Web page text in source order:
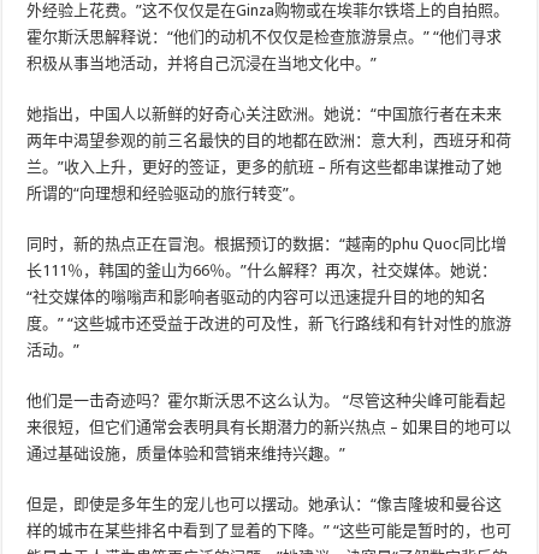
外经验上花费。”这不仅仅是在Ginza购物或在埃菲尔铁塔上的自拍照。
霍尔斯沃思解释说：“他们的动机不仅仅是检查旅游景点。” “他们寻求
积极从事当地活动，并将自己沉浸在当地文化中。”
她指出，中国人以新鲜的好奇心关注欧洲。她说：“中国旅行者在未来
两年中渴望参观的前三名最快的目的地都在欧洲：意大利，西班牙和荷
兰。”收入上升，更好的签证，更多的航班 – 所有这些都串谋推动了她
所谓的“向理想和经验驱动的旅行转变”。
同时，新的热点正在冒泡。根据预订的数据：“越南的phu Quoc同比增
长111％，韩国的釜山为66％。”什么解释？再次，社交媒体。她说：
“社交媒体的嗡嗡声和影响者驱动的内容可以迅速提升目的地的知名
度。” “这些城市还受益于改进的可及性，新飞行路线和有针对性的旅游
活动。”
他们是一击奇迹吗？霍尔斯沃思不这么认为。 “尽管这种尖峰可能看起
来很短，但它们通常会表明具有长期潜力的新兴热点 – 如果目的地可以
通过基础设施，质量体验和营销来维持兴趣。”
但是，即使是多年生的宠儿也可以摆动。她承认：“像吉隆坡和曼谷这
样的城市在某些排名中看到了显着的下降。” “这些可能是暂时的，也可